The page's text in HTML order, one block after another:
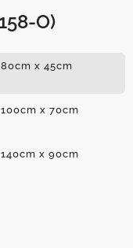
O)
x 45cm
x 70cm
x 90cm